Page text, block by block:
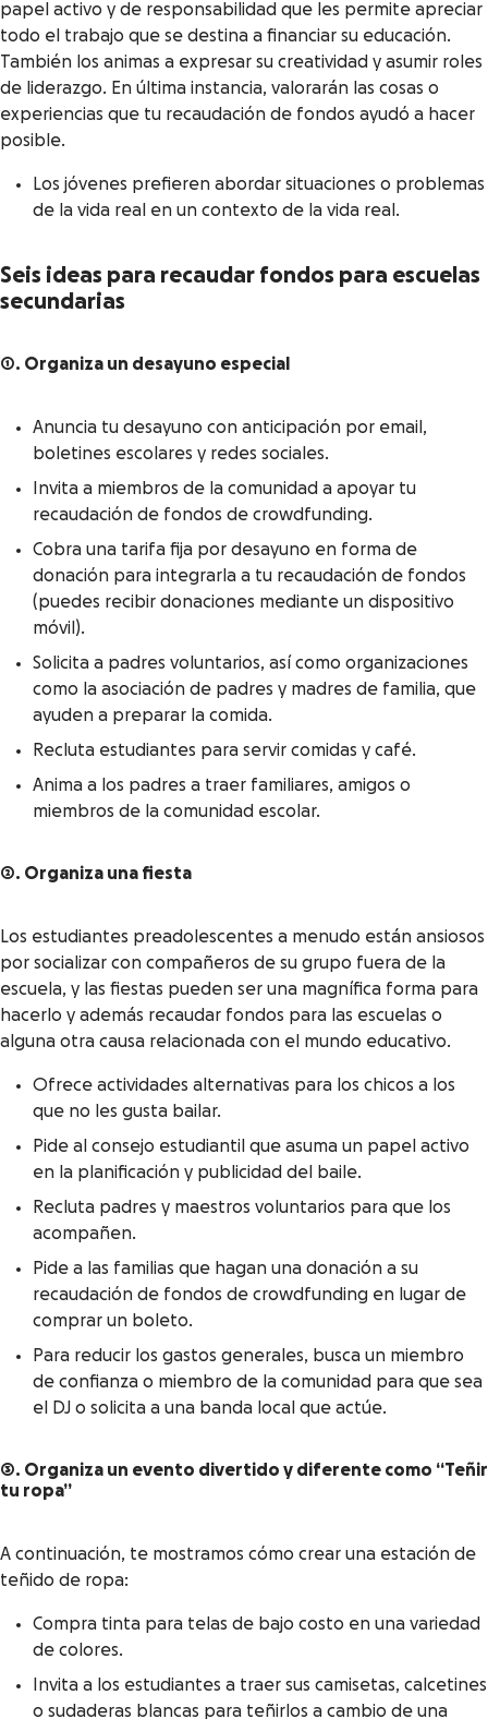
papel activo y de responsabilidad que les permite apreciar
todo el trabajo que se destina a financiar su educación.
También los animas a expresar su creatividad y asumir roles
de liderazgo. En última instancia, valorarán las cosas o
experiencias que tu recaudación de fondos ayudó a hacer
posible.
Los jóvenes prefieren abordar situaciones o problemas
de la vida real en un contexto de la vida real.
Seis ideas para recaudar fondos para escuelas
secundarias
1. Organiza un desayuno especial
Anuncia tu desayuno con anticipación por email,
boletines escolares y redes sociales.
Invita a miembros de la comunidad a apoyar tu
recaudación de fondos de crowdfunding.
Cobra una tarifa fija por desayuno en forma de
donación para integrarla a tu recaudación de fondos
(puedes recibir donaciones mediante un dispositivo
móvil).
Solicita a padres voluntarios, así como organizaciones
como la asociación de padres y madres de familia, que
ayuden a preparar la comida.
Recluta estudiantes para servir comidas y café.
Anima a los padres a traer familiares, amigos o
miembros de la comunidad escolar.
2. Organiza una fiesta
Los estudiantes preadolescentes a menudo están ansiosos
por socializar con compañeros de su grupo fuera de la
escuela, y las fiestas pueden ser una magnífica forma para
hacerlo y además recaudar fondos para las escuelas o
alguna otra causa relacionada con el mundo educativo.
Ofrece actividades alternativas para los chicos a los
que no les gusta bailar.
Pide al consejo estudiantil que asuma un papel activo
en la planificación y publicidad del baile.
Recluta padres y maestros voluntarios para que los
acompañen.
Pide a las familias que hagan una donación a su
recaudación de fondos de crowdfunding en lugar de
comprar un boleto.
Para reducir los gastos generales, busca un miembro
de confianza o miembro de la comunidad para que sea
el DJ o solicita a una banda local que actúe.
3. Organiza un evento divertido y diferente como “Teñir
tu ropa”
A continuación, te mostramos cómo crear una estación de
teñido de ropa:
Compra tinta para telas de bajo costo en una variedad
de colores.
Invita a los estudiantes a traer sus camisetas, calcetines
o sudaderas blancas para teñirlos a cambio de una